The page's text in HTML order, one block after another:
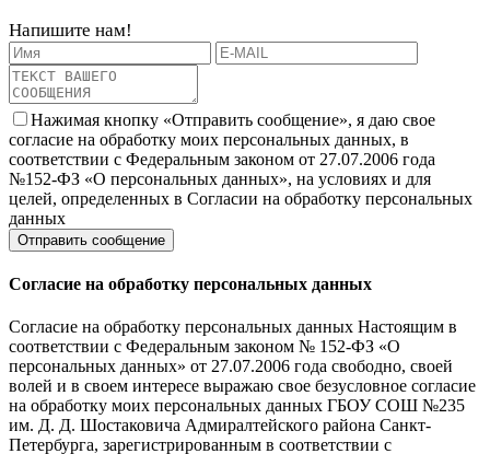
Напишите нам!
Нажимая кнопку «Отправить сообщение», я даю свое
согласие на обработку моих персональных данных, в
соответствии с Федеральным законом от 27.07.2006 года
№152-ФЗ «О персональных данных», на условиях и для
целей, определенных в Согласии на обработку персональных
данных
Согласие на обработку персональных данных
Согласие на обработку персональных данных Настоящим в
соответствии с Федеральным законом № 152-ФЗ «О
персональных данных» от 27.07.2006 года свободно, своей
волей и в своем интересе выражаю свое безусловное согласие
на обработку моих персональных данных ГБОУ СОШ №235
им. Д. Д. Шостаковича Адмиралтейского района Санкт-
Петербурга, зарегистрированным в соответствии с